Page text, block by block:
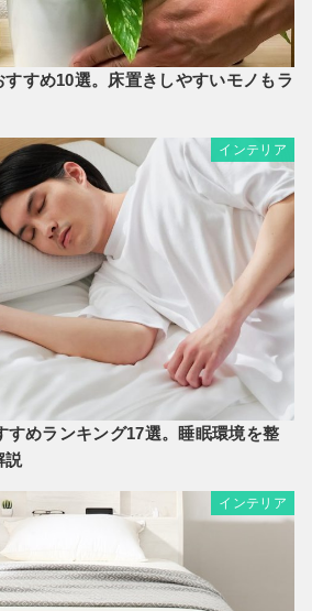
すすめ10選。床置きしやすいモノもラ
インテリア
すめランキング17選。睡眠環境を整
説
インテリア